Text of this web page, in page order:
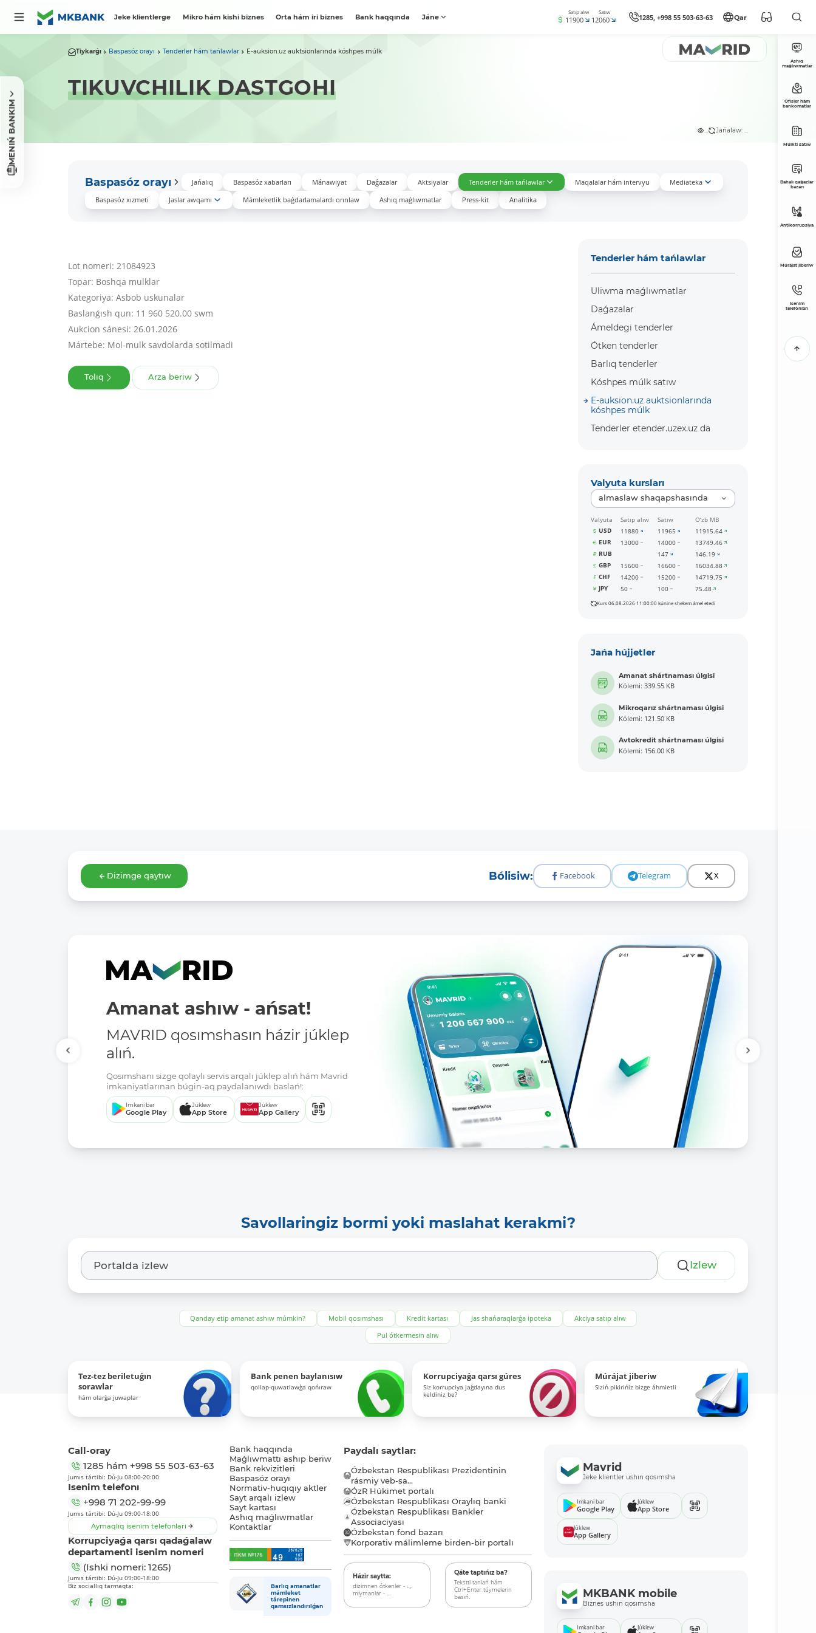
Jeke klientlerge Mikro hám kishi biznes Orta hám iri biznes Bank haqqında Jáne
Satıp alıw
11900
Satıw
12060 1285, +998 55 503-63-63 Qar
MENIŃ BANKIM
Tiykarǵı Baspasóz orayı Tenderler hám tańlawlar E-auksion.uz auktsionlarında kóshpes múlk
TIKUVCHILIK DASTGOHI
... Jańalaw: ...
Baspasóz orayı Jańalıq Baspasóz xabarları Mánawiyat Daǵazalar Aktsiyalar Tenderler hám tańlawlar Maqalalar hám intervyu
Mediateka
Baspasóz xızmeti
Jaslar awqamı Mámleketlik baǵdarlamalardı orınlaw Ashıq maǵlıwmatlar Press-kit Analitika
Lot nomeri: 21084923
Topar: Boshqa mulklar
Kategoriya: Asbob uskunalar
Baslanǵısh qun: 11 960 520.00 swm
Aukcion sánesi: 26.01.2026
Mártebe: Mol-mulk savdolarda sotilmadi
Tolıq Arza beriw
Tenderler hám tańlawlar
Uliwma maǵlıwmatlar
Daǵazalar
Ámeldegi tenderler
Ótken tenderler
Barlıq tenderler
Kóshpes múlk satıw
E-auksion.uz auktsionlarında
kóshpes múlk
Tenderler etender.uzex.uz da
Valyuta kursları
almaslaw shaqapshasında
Valyuta Satıp alıw Satıw
O‘zb MB
USD
11880 11965
11915.64
EUR
13000 14000
13749.46
RUB
147
146.19
GBP
15600 16600
16034.88
CHF
14200 15200
14719.75
JPY
50 100 75.48
Kurs 06.08.2026 11:00:00 kúnine shekem ámel etedi
Jańa hújjetler
Amanat shártnaması úlgisi
Kólemi: 339.55 KB
Mikroqarız shártnaması úlgisi
Kólemi: 121.50 KB
Avtokredit shártnaması úlgisi
Kólemi: 156.00 KB
Dizimge qaytıw Bólisiw: Facebook Telegram X
Amanat ashıw - ańsat!
MAVRID qosımshasın házir júklep
alıń.
Qosımshanı sizge qolaylı servis arqalı júklep alıń hám Mavrid
imkaniyatlarınan búgin-aq paydalanıwdı baslań!:
Imkani bar
Google Play
Júklew
App Store
Júklew
App Gallery
Savollaringiz bormi yoki maslahat kerakmi?
Izlew
Qanday etip amanat ashıw múmkin? Mobil qosımshası Kredit kartası Jas shańaraqlarǵa ipoteka
Akciya satıp alıw
Pul ótkermesin alıw
Tez-tez beriletuǵın
sorawlar
hám olarǵa juwaplar
Bank penen baylanısıw
qollap-quwatlawǵa qońıraw
Korrupciyaǵa qarsı gúres
Siz korrupciya jaǵdayına dus
keldiniz be?
Múrájat jiberiw
Siziń pikirińiz bizge áhmietli
Ashıq
maǵlıwmatlar
Ofisler hám
bankomatlar
Múlkti satıw
Bahalı qaǵazlar
bazarı
Antikorrupsiya
Múrájat jiberiw
Isenim
telefonları
Call-oray
1285 hám +998 55 503-63-63
Jumıs tártibi: Dú-Ju 08:00-20:00
Isenim telefonı
+998 71 202-99-99
Jumıs tártibi: Dú-Ju 09:00-18:00
Aymaqlıq isenim telefonları
Korrupciyaǵa qarsı qadaǵalaw
departamenti isenim nomeri
(Ishki nomeri: 1265)
Jumıs tártibi: Dú-Ju 09:00-18:00
Biz sociallıq tarmaqta:
Bank haqqında
Maǵlıwmattı ashıp beriw
Bank rekvizitleri
Baspasóz orayı
Normativ-huqıqıy aktler
Sayt arqalı izlew
Sayt kartası
Ashıq maǵlıwmatlar
Kontaktlar
Barlıq amanatlar
mámleket
tárepinen
qamsızlandırılǵan
Paydalı saytlar:
Ózbekstan Respublikası Prezidentinin
rásmiy veb-sa...
ÓzR Húkimet portalı
Ózbekstan Respublikası Oraylıq banki
Ózbekstan Respublikası Bankler
Associaciyası
Ózbekstan fond bazarı
Korporativ málimleme birden-bir portalı
Házir saytta:
dizimnen ótkenler - ...,
miymanlar - ...
Qáte taptıńız ba?
Tekstti tanlań hám
Ctrl+Enter túymelerin
basıń.
Mavrid
Jeke klientler ushın qosımsha
Imkani bar
Google Play
Júklew
App Store
Júklew
App Gallery
MKBANK mobile
Biznes ushın qosımsha
Imkani bar Júklew
Tolıq